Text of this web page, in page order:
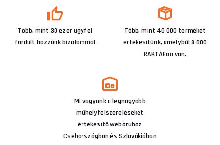
Több, mint 30 ezer ügyfél
fordult hozzánk bizalommal
Több, mint 40 000 terméket
értékesítünk, amelyből 8 000
RAKTÁRon van.
Mi vagyunk a legnagyobb
műhelyfelszereléseket
értékesítő webáruház
Csehországban és Szlovákiában